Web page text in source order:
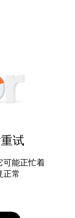
试
可能正忙着
正常